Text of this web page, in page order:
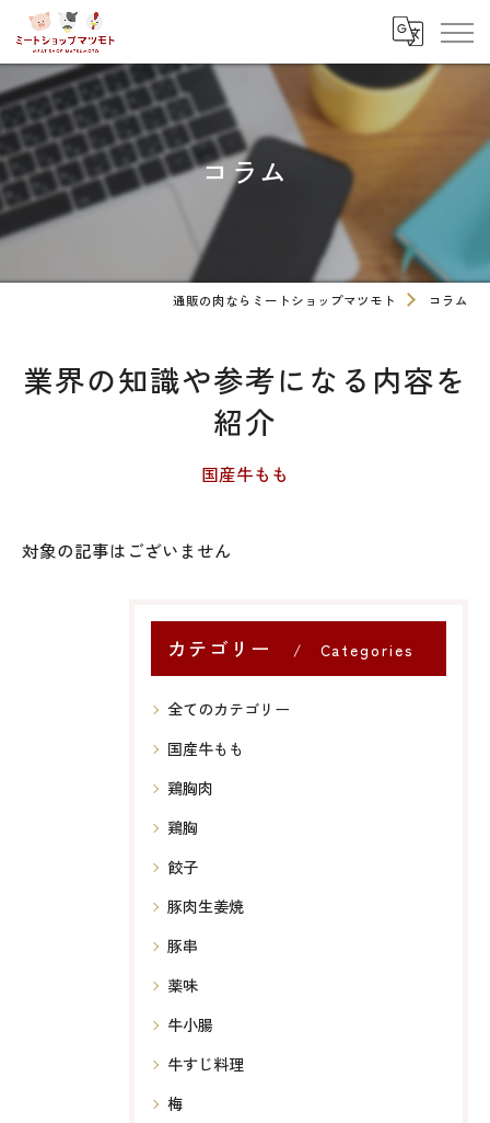
コラム
通販の肉ならミートショップマツモト コラム
業界の知識や参考になる内容を
紹介
国産牛もも
対象の記事はございません
カテゴリー Categories
全てのカテゴリー
国産牛もも
鶏胸肉
鶏胸
餃子
豚肉生姜焼
豚串
薬味
牛小腸
牛すじ料理
梅